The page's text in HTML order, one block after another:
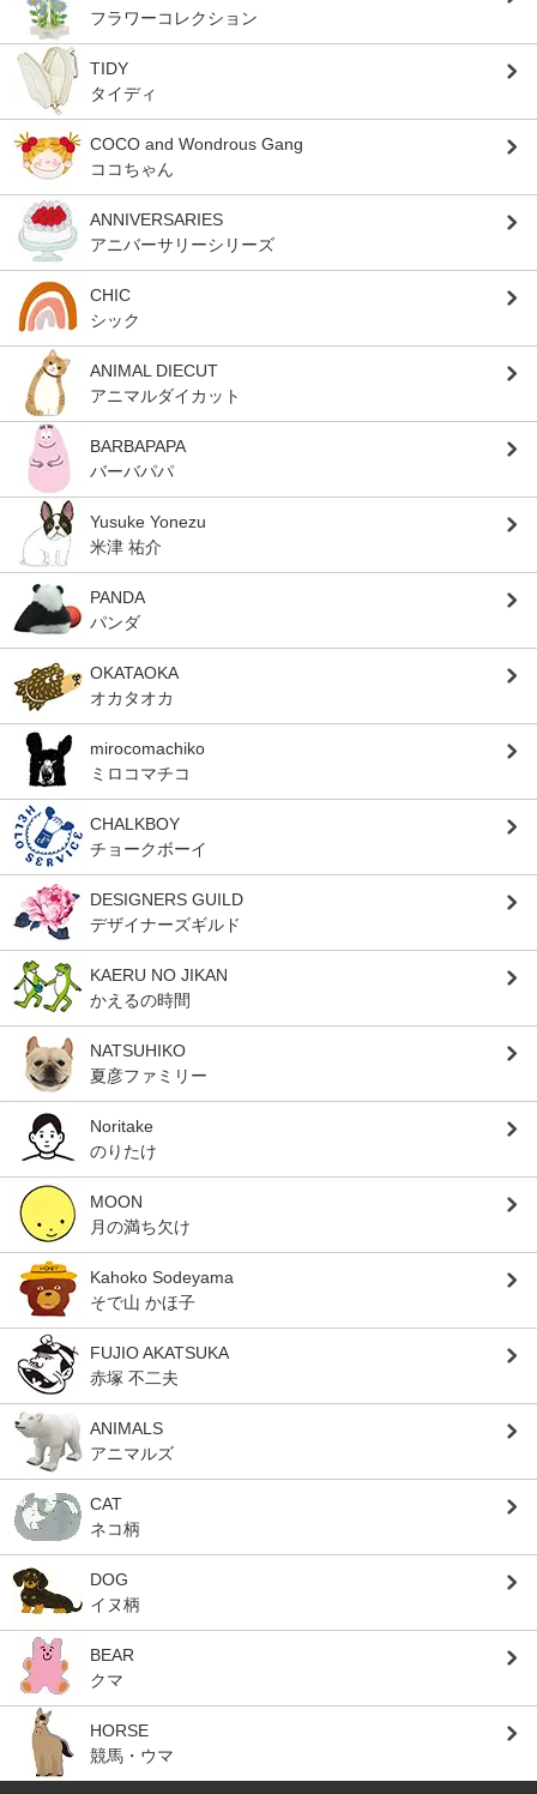
フラワーコレクション
TIDY
タイディ
COCO and Wondrous Gang
ココちゃん
ANNIVERSARIES
アニバーサリーシリーズ
CHIC
シック
ANIMAL DIECUT
アニマルダイカット
BARBAPAPA
バーバパパ
Yusuke Yonezu
米津 祐介
PANDA
パンダ
OKATAOKA
オカタオカ
mirocomachiko
ミロコマチコ
CHALKBOY
チョークボーイ
DESIGNERS GUILD
デザイナーズギルド
KAERU NO JIKAN
かえるの時間
NATSUHIKO
夏彦ファミリー
Noritake
のりたけ
MOON
月の満ち欠け
Kahoko Sodeyama
そで山 かほ子
FUJIO AKATSUKA
赤塚 不二夫
ANIMALS
アニマルズ
CAT
ネコ柄
DOG
イヌ柄
BEAR
クマ
HORSE
競馬・ウマ